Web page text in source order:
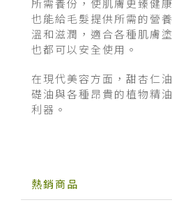
所需養份，使肌膚更臻健
也能給毛髮提供所需的營
溫和滋潤，適合各種肌膚
也都可以安全使用。
在現代美容方面，甜杏仁
礎油與各種昂貴的植物精
利器。
熱銷商品